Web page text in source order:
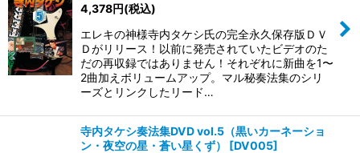
4,378円(税込)
エレキの神様寺内タケシ氏の完全永久保存版ＤＶ
Ｄがリリース！以前に発売されていたビデオのた
だの再収録ではありません！それぞれに新曲を1〜
2曲加えボリュームアップ。マル秘奏法集のシリ
ーズとリンクしたリード…
寺内タケシ奏法集DVD vol.5（黒いカーネーショ
ン・夜空の星・蒼い星くず）
[DV005]